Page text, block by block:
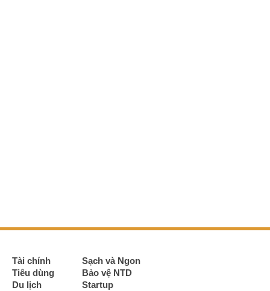
Tài chính
Sạch và Ngon
Tiêu dùng
Bảo vệ NTD
Du lịch Startup